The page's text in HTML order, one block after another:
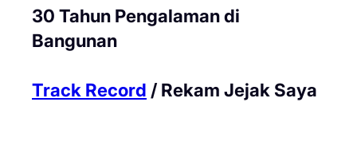
30 Tahun Pengalaman di
Bangunan
Track Record / Rekam Jejak Saya